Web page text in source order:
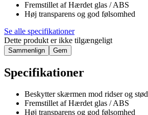
Fremstillet af Hærdet glas / ABS
Høj transparens og god følsomhed
Se alle specifikationer
Dette produkt er ikke tilgængeligt
Sammenlign Gem
Specifikationer
Beskytter skærmen mod ridser og stød
Fremstillet af Hærdet glas / ABS
Høj transparens og god følsomhed